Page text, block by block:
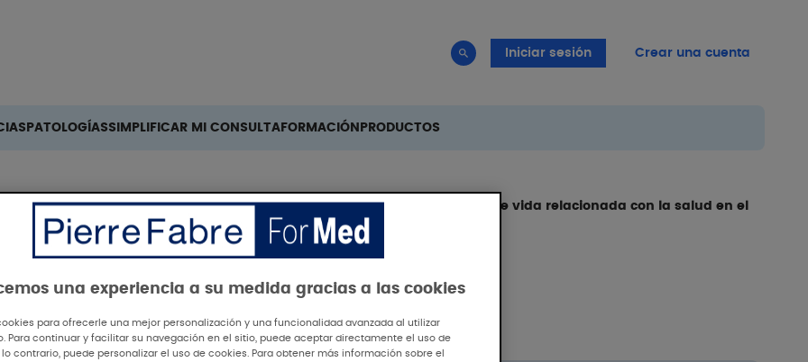
Iniciar sesión Crear una cuenta
PATOLOGÍASSIMPLIFICAR MI CONSULTA FORMACIÓN PRODUCTOS
de picazón crónica” informada por el paciente, que evalúa la calidad de vida relacionada con la salud en el
una experiencia a su medida gracias a las cookies
para ofrecerle una mejor personalización y una funcionalidad avanzada al utilizar
Para continuar y facilitar su navegación en el sitio, puede aceptar directamente el uso de
lo contrario, puede personalizar el uso de cookies. Para obtener más información sobre el